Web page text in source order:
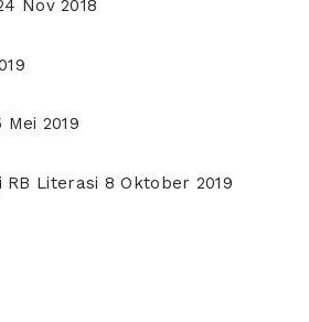
Nov 2018
2019
Literasi 8 Oktober 2019